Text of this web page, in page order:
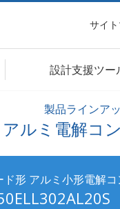
サイ
設計支援ツー
製品ラインア
アルミ電解コ
形 アルミ小形電解